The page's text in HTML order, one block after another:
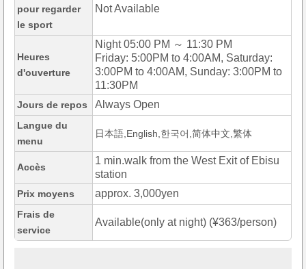
pour regarder
le sport
Not Available
Heures
d'ouverture
Night 05:00 PM ～ 11:30 PM
Friday: 5:00PM to 4:00AM, Saturday:
3:00PM to 4:00AM, Sunday: 3:00PM to
11:30PM
Jours de repos Always Open
Langue du
menu
日本語,English,한국어,简体中文,繁体
Accès
1 min.walk from the West Exit of Ebisu
station
Prix moyens approx. 3,000yen
Frais de
service
Available(only at night) (¥363/person)